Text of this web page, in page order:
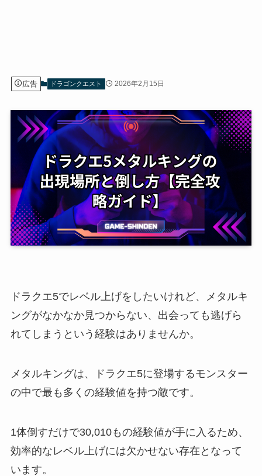
広告 ドラゴンクエスト 2026年2月15日
ドラクエ5でレベル上げをしたいけれど、メタルキ
ングがなかなか見つからない、出会っても逃げら
れてしまうという経験はありませんか。
メタルキングは、ドラクエ5に登場するモンスター
の中で最も多くの経験値を持つ敵です。
1体倒すだけで30,010もの経験値が手に入るため、
効率的なレベル上げには欠かせない存在となって
います。